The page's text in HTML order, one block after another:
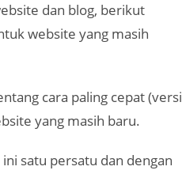
dan blog, berikut
website yang masih
cara paling cepat (versi
yang masih baru.
satu persatu dan dengan